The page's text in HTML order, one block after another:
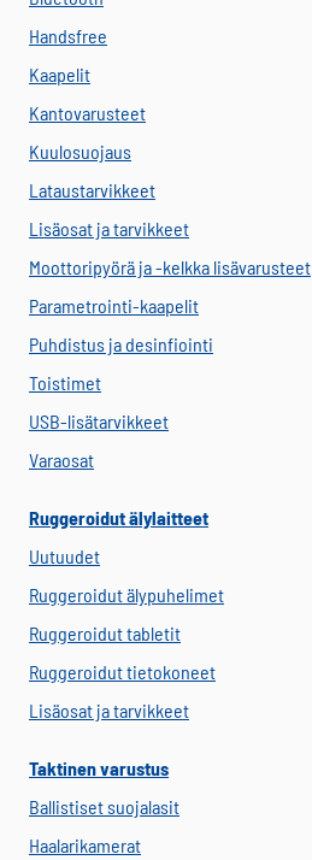
Handsfree
Kaapelit
Kantovarusteet
Kuulosuojaus
Lataustarvikkeet
Lisäosat ja tarvikkeet
Moottoripyörä ja -kelkka lisävarusteet
Parametrointi-kaapelit
Puhdistus ja desinfiointi
Toistimet
USB-lisätarvikkeet
Varaosat
Ruggeroidut älylaitteet
Uutuudet
Ruggeroidut älypuhelimet
Ruggeroidut tabletit
Ruggeroidut tietokoneet
Lisäosat ja tarvikkeet
Taktinen varustus
Ballistiset suojalasit
Haalarikamerat